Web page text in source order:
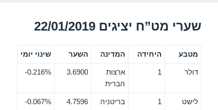
שערי מט”ח יציגים 22/01/2019
מטבע היחידה המדינה השער שינוי יומי
דולר 1
ארצות
הברית
3.6900
0.216%-
לישט 1 בריטניה 4.7596
0.067%-